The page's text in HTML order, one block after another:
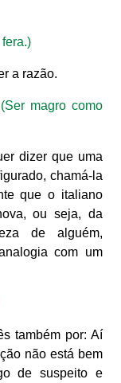
a razão.
magro como
dizer que uma
chamá-la
que o italiano
ou seja, da
de alguém,
com um
também por: Aí
não está bem
de suspeito e